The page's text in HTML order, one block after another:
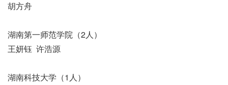
胡方舟
湖南第一师范学院（2人）
王妍钰 许浩源
湖南科技大学（1人）